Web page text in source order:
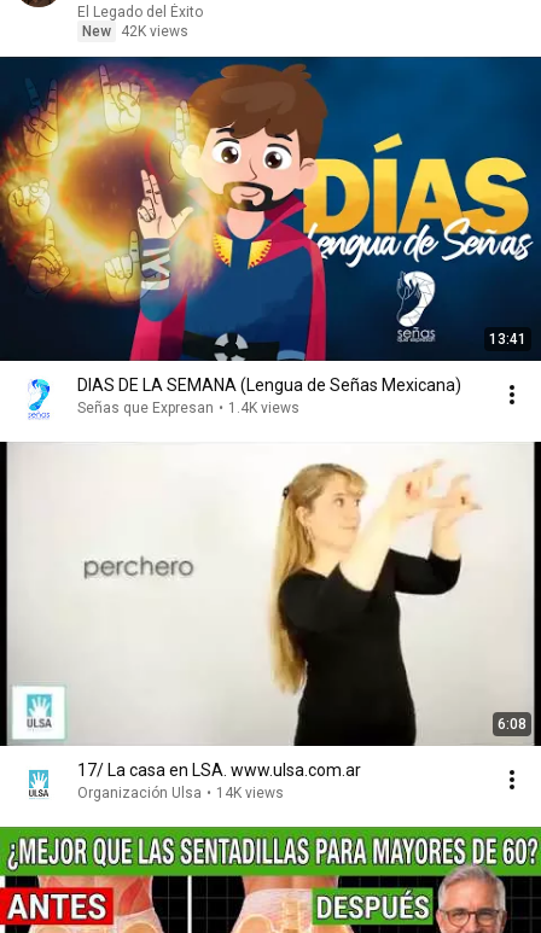
El Legado del Éxito
New
42K views
13:41
DIAS DE LA SEMANA (Lengua de Señas Mexicana)
Señas que Expresan • 1.4K views
6:08
17/ La casa en LSA. www.ulsa.com.ar
Organización Ulsa • 14K views